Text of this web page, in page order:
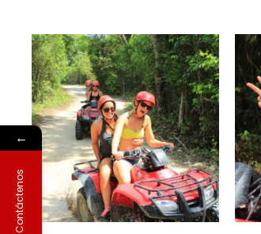
Rango
de
precios:
desde
$49.00
hasta
$69.00
←
Contáctenos